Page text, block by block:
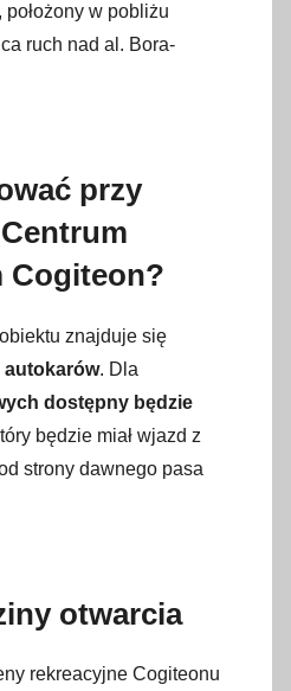
w pobliżu
ruch nad al. Bora-
przy
Cogiteon?
znajduje się
autokarów. Dla
dostępny będzie
będzie miał wjazd z
strony dawnego pasa
otwarcia
rekreacyjne Cogiteonu